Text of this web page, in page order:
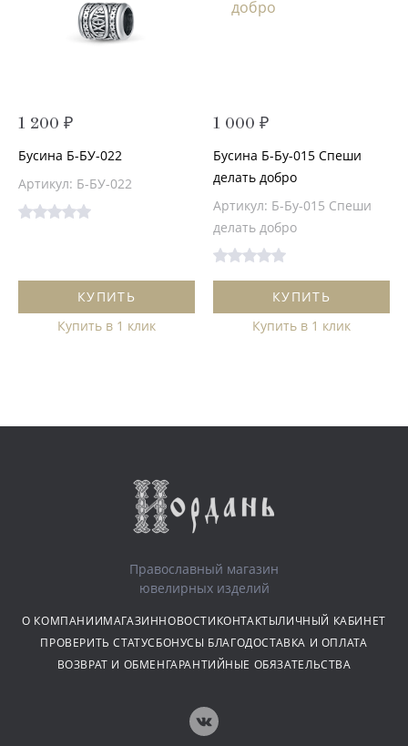
1 200 ₽
Бусина Б-БУ-022
Артикул: Б-БУ-022
КУПИТЬ
Купить в 1 клик
1 000 ₽
Бусина Б-Бу-015 Спеши
делать добро
Артикул: Б-Бу-015 Спеши
делать добро
КУПИТЬ
Купить в 1 клик
Православный магазин
ювелирных изделий
О КОМПАНИИМАГАЗИННОВОСТИКОНТАКТЫЛИЧНЫЙ КАБИНЕТ
ПРОВЕРИТЬ СТАТУСБОНУСЫ БЛАГОДОСТАВКА И ОПЛАТА
ВОЗВРАТ И ОБМЕНГАРАНТИЙНЫЕ ОБЯЗАТЕЛЬСТВА